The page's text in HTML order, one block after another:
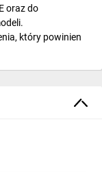
oraz do
który powinien